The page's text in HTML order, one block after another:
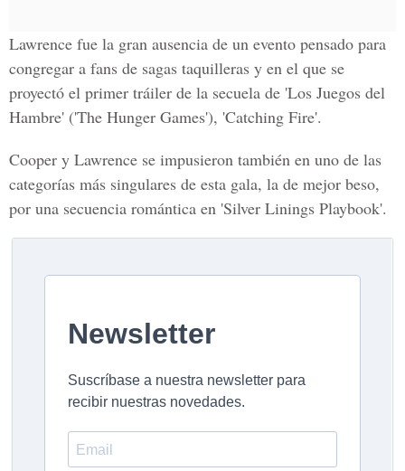
Lawrence fue la gran ausencia de un evento pensado para
congregar a fans de sagas taquilleras y en el que se
proyectó el primer tráiler de la secuela de 'Los Juegos del
Hambre' ('The Hunger Games'), 'Catching Fire'.
Cooper y Lawrence se impusieron también en uno de las
categorías más singulares de esta gala, la de mejor beso,
por una secuencia romántica en 'Silver Linings Playbook'.